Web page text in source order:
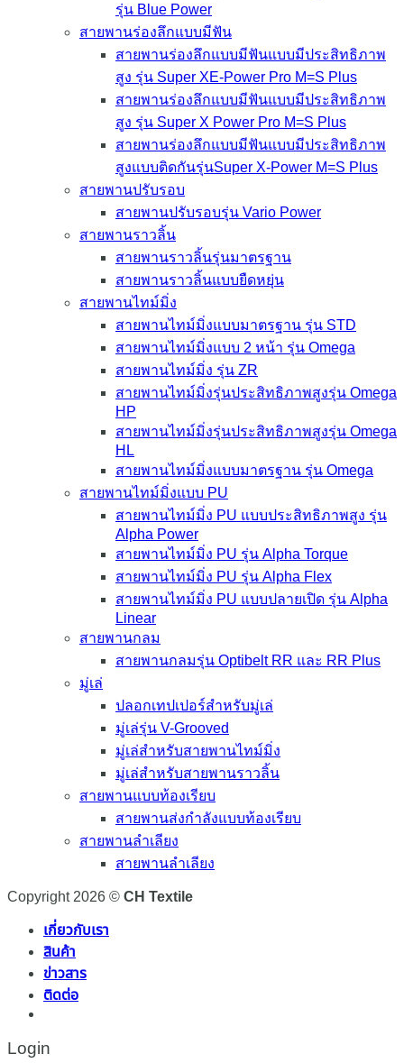
รุ่น Blue Power
สายพานร่องลึกแบบมีฟัน
สายพานร่องลึกแบบมีฟันแบบมีประสิทธิภาพ
สูง รุ่น Super XE-Power Pro M=S Plus
สายพานร่องลึกแบบมีฟันแบบมีประสิทธิภาพ
สูง รุ่น Super X Power Pro M=S Plus
สายพานร่องลึกแบบมีฟันแบบมีประสิทธิภาพ
สูงแบบติดกันรุ่นSuper X-Power M=S Plus
สายพานปรับรอบ
สายพานปรับรอบรุ่น Vario Power
สายพานราวลิ้น
สายพานราวลิ้นรุ่นมาตรฐาน
สายพานราวลิ้นแบบยืดหยุ่น
สายพานไทม์มิ่ง
สายพานไทม์มิ่งแบบมาตรฐาน รุ่น STD
สายพานไทม์มิ่งแบบ 2 หน้า รุ่น Omega
สายพานไทม์มิ่ง รุ่น ZR
สายพานไทม์มิ่งรุ่นประสิทธิภาพสูงรุ่น Omega
HP
สายพานไทม์มิ่งรุ่นประสิทธิภาพสูงรุ่น Omega
HL
สายพานไทม์มิ่งแบบมาตรฐาน รุ่น Omega
สายพานไทม์มิ่งแบบ PU
สายพานไทม์มิ่ง PU แบบประสิทธิภาพสูง รุ่น
Alpha Power
สายพานไทม์มิ่ง PU รุ่น Alpha Torque
สายพานไทม์มิ่ง PU รุ่น Alpha Flex
สายพานไทม์มิ่ง PU แบบปลายเปิด รุ่น Alpha
Linear
สายพานกลม
สายพานกลมรุ่น Optibelt RR และ RR Plus
มู่เล่
ปลอกเทปเปอร์สำหรับมู่เล่
มู่เล่รุ่น V-Grooved
มู่เล่สำหรับสายพานไทม์มิ่ง
มู่เล่สำหรับสายพานราวลิ้น
สายพานแบบท้องเรียบ
สายพานส่งกำลังแบบท้องเรียบ
สายพานลำเลียง
สายพานลำเลียง
Copyright 2026 © CH Textile
เกี่ยวกับเรา
สินค้า
ข่าวสาร
ติดต่อ
Login